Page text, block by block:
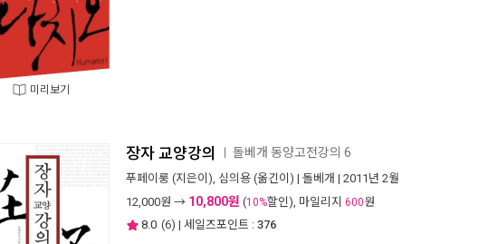
미리보기
장자 교양강의 돌베개 동양고전강의 6
푸페이룽 (지은이), 심의용 (옮긴이) | 돌베개 | 2011년 2월
12,000원 → 10,800원 (10%할인), 마일리지 600원
8.0 (6) | 세일즈포인트 : 376